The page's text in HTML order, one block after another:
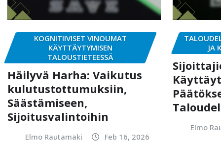
KOGNITIIVISET VINOUMAT
KÄYTTÄYTYMISEN
TALOUSTIETEESSÄ
Häilyvä Harha: Vaikutus
kulutustottumuksiin,
Säästämiseen,
Sijoitusvalintoihin
Elmo Rautamäki Feb 16, 2026
JA
Elmo